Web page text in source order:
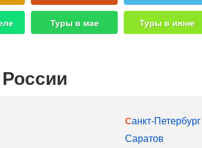
Туры в мае Туры в июне
Санкт-Петербург
Саратов